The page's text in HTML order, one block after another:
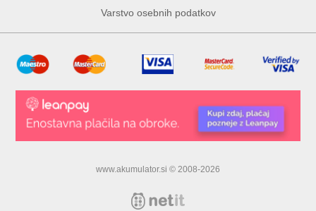
Varstvo osebnih podatkov
www.akumulator.si © 2008-2026